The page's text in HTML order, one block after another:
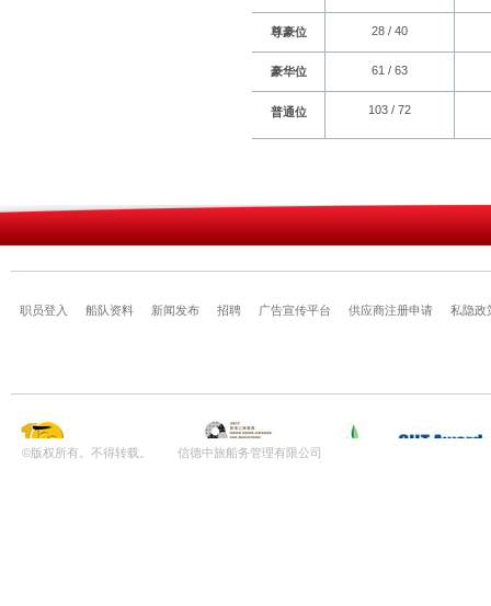
尊豪位 28 / 40
豪华位 61 / 63
普通位 103 / 72
职员登入 船队资料 新闻发布 招聘 广告宣传平台 供应商注册申请 私隐政
©版权所有。不得转载。 信德中旅船务管理有限公司